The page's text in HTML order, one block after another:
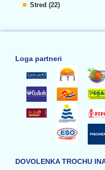
Stred (22)
Loga partneri
DOVOLENKA TROCHU